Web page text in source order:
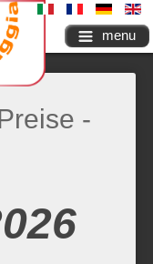
menu
-